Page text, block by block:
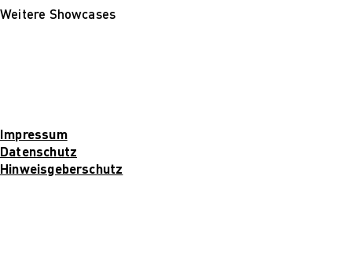
Weitere Showcases
Impressum
Datenschutz
Hinweisgeberschutz